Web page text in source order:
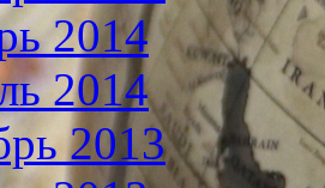
2014
2014
2013